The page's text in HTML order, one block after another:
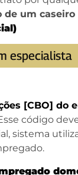
um
especialista
[CBO] do
código
sistema